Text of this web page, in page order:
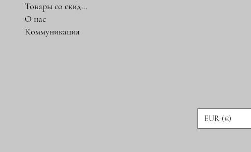
Товары со скидкой
О нас
Коммуникация
EUR (€)